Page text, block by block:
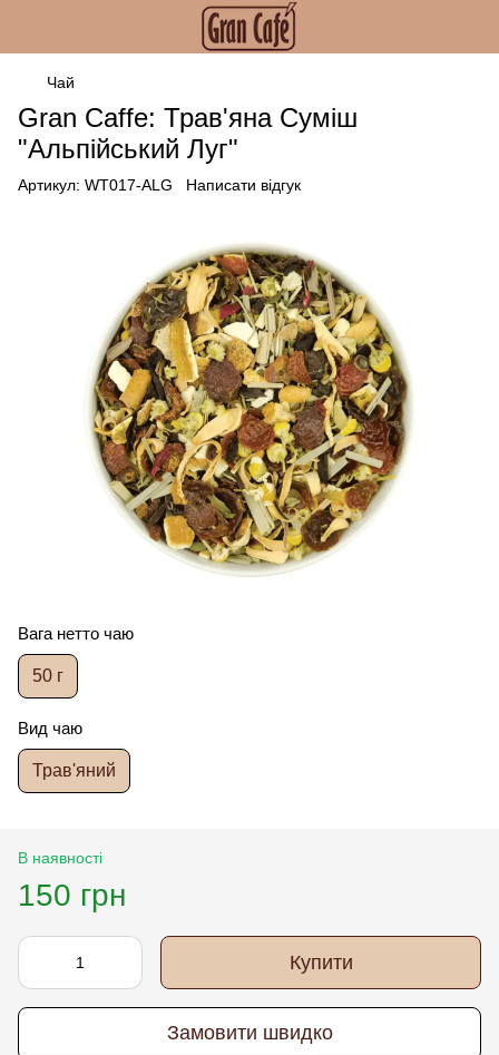
Чай
Gran Caffe: Трав'яна Суміш
"Альпійський Луг"
Артикул: WT017-ALG Написати відгук
Вага нетто чаю
50 г
Вид чаю
Трав'яний
В наявності
150 грн
Купити
Замовити швидко